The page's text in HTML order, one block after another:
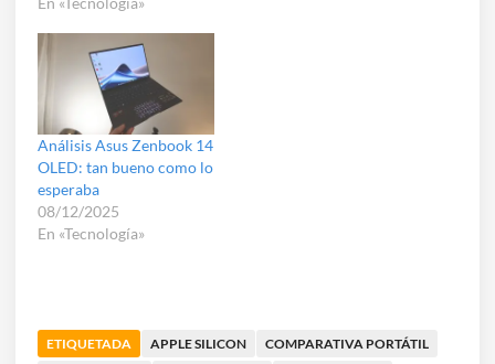
Análisis Asus Zenbook 14
OLED: tan bueno como lo
esperaba
08/12/2025
En «Tecnología»
ETIQUETADA APPLE SILICON
COMPARATIVA PORTÁTIL